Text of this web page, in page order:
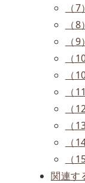
（
（
（
（
（
（
（
（
（
（
関連す